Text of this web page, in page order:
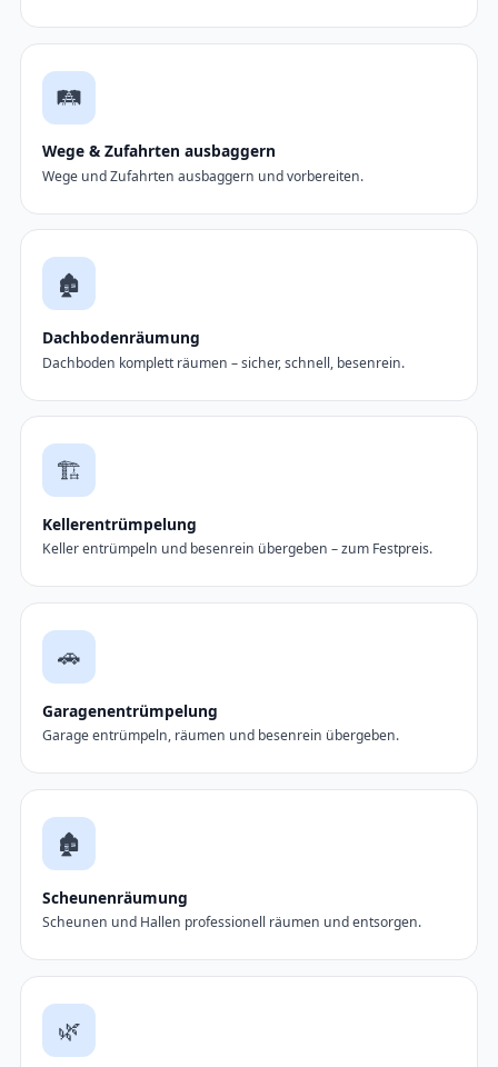
🛤️
Wege & Zufahrten ausbaggern
Wege und Zufahrten ausbaggern und vorbereiten.
🏚️
Dachbodenräumung
Dachboden komplett räumen – sicher, schnell, besenrein.
🏗️
Kellerentrümpelung
Keller entrümpeln und besenrein übergeben – zum Festpreis.
🚗
Garagenentrümpelung
Garage entrümpeln, räumen und besenrein übergeben.
🏚️
Scheunenräumung
Scheunen und Hallen professionell räumen und entsorgen.
🌿